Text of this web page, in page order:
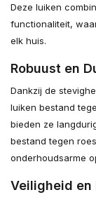
Deze luiken
functionaliteit,
elk huis.
Robuust en
Dankzij de
luiken bestand
bieden ze
bestand tegen
onderhoudsarme
Veiligheid en